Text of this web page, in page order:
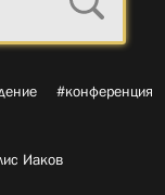
#конференция
Иаков­